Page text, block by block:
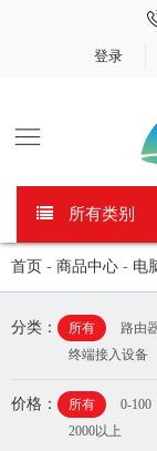
登录
所有类别
首页 - 商品中心 - 电
分类： 所有 路由
终端接入设备
价格： 所有 0-100
2000以上